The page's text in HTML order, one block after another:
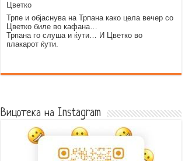
Цветко
Трпе и објаснува на Трпана како цела вечер со
Цветко биле во кафана…
Трпана го слуша и ќути… И Цветко во
плакарот ќути.
Вицотека на Instagram